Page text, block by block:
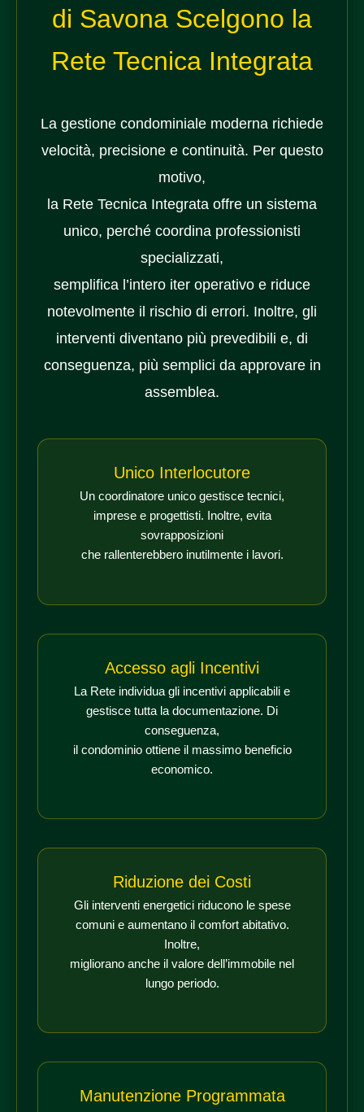
di Savona Scelgono la
Rete Tecnica Integrata
La gestione condominiale moderna richiede
velocità, precisione e continuità. Per questo
motivo,
la Rete Tecnica Integrata offre un sistema
unico, perché coordina professionisti
specializzati,
semplifica l’intero iter operativo e riduce
notevolmente il rischio di errori. Inoltre, gli
interventi diventano più prevedibili e, di
conseguenza, più semplici da approvare in
assemblea.
Unico Interlocutore
Un coordinatore unico gestisce tecnici,
imprese e progettisti. Inoltre, evita
sovrapposizioni
che rallenterebbero inutilmente i lavori.
Accesso agli Incentivi
La Rete individua gli incentivi applicabili e
gestisce tutta la documentazione. Di
conseguenza,
il condominio ottiene il massimo beneficio
economico.
Riduzione dei Costi
Gli interventi energetici riducono le spese
comuni e aumentano il comfort abitativo.
Inoltre,
migliorano anche il valore dell’immobile nel
lungo periodo.
Manutenzione Programmata